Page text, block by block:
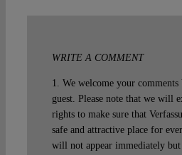
WRITE A COMMENT
1. We welcome your
guest. Please note that we will
rights to make sure that
safe and attractive place for
will not appear immediately